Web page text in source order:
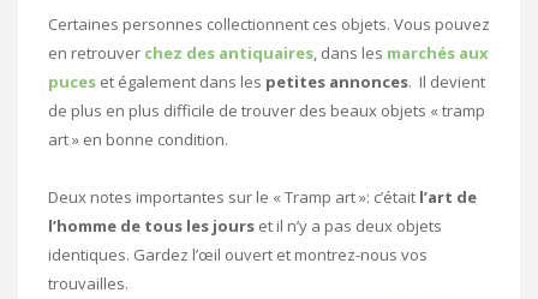
Certaines personnes collectionnent ces objets. Vous pouvez
en retrouver chez des antiquaires , dans les marchés aux
puces et également dans les petites annonces. Il devient
de plus en plus difficile de trouver des beaux objets « tramp
art » en bonne condition.
Deux notes importantes sur le « Tramp art »: c’était l’art de
l’homme de tous les jours et il n’y a pas deux objets
identiques. Gardez l’œil ouvert et montrez-nous vos
trouvailles.